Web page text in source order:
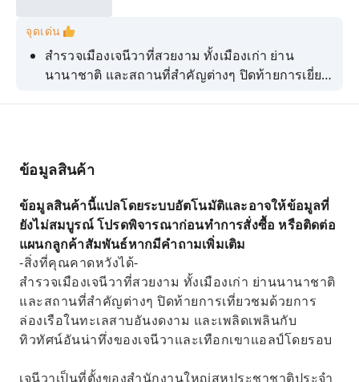
จุดเด่น
สำรวจเมืองเจนีวาที่สวยงาม ทั้งเมืองเก่า ย่าน
นานาชาติ และสถานที่สำคัญต่างๆ ปิดท้ายการเยี่ยม
ฐานะ "เมืองหลวงแห่งสันติภาพ" เป็นหนึ่งในเมืองที่
มากเป็นอันดับสองของสวิตเซอร์แลนด์ ค้นพบความ
ยิ่งใหญ่และความงดงามของเจนีวาด้วยการเดินทาง
โดยรถบัส นั่งรถไฟขนาดเล็ก และเดินเล่นไปตาม
ถนนหินกรวดในเมืองเก่า ชื่นชมมหาวิหารเซนต์ปี
เตอร์ จัตุรัสบูร์ก-เดอ-ฟูร์ที่งดงาม รวมถึงคลังแสงเก่า
และศาลาว่าการเมือง ทัวร์นี้จะพาคุณไปยังนาฬิกา
ดอกไม้ที่เป็นสัญลักษณ์ ซึ่งเป็นสัญลักษณ์ของช่างทำ
นาฬิกาของเมืองและความรักในธรรมชาติ ไกด์ของ
ข้อมูลสินค้า
ข้อมูลสินค้านี้แปลโดยระบบอัตโนมัติและอาจให้ข้อมูลที่
ยังไม่สมบูรณ์ โปรดพิจารณาก่อนทำการสั่งซื้อ หรือติดต่อ
แผนกลูกค้าสัมพันธ์หากมีคำถามเพิ่มเติม
-สิ่งที่คุณคาดหวังได้-
สำรวจเมืองเจนีวาที่สวยงาม ทั้งเมืองเก่า ย่านนานาชาติ
และสถานที่สำคัญต่างๆ ปิดท้ายการเที่ยวชมด้วยการ
ล่องเรือในทะเลสาบอันงดงาม และเพลิดเพลินกับ
ทิวทัศน์อันน่าทึ่งของเจนีวาและเทือกเขาแอลป์โดยรอบ
เจนีวาเป็นที่ตั้งของสำนักงานใหญ่สหประชาชาติประจำ